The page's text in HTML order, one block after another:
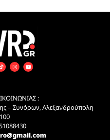
:
– Συνόρων, Αλεξανδρούπολη